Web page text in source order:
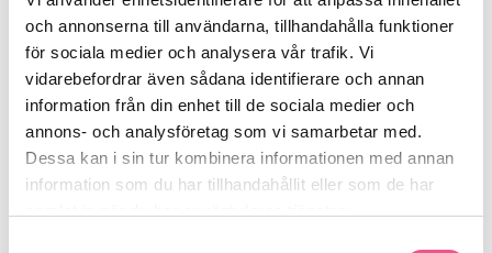
och annonserna till användarna, tillhandahålla funktioner
för sociala medier och analysera vår trafik. Vi
vidarebefordrar även sådana identifierare och annan
information från din enhet till de sociala medier och
annons- och analysföretag som vi samarbetar med.
Dessa kan i sin tur kombinera informationen med annan
information som du har tillhandahållit eller som de har
Fördelar med Bain Divalent:
Rengör Fet Hårbotten:Avlägsnar effektivt överflödig talg
och motverkar en oljig känsla.
Återfuktar Torra Längder:Tillför fukt och näring där det
behövs som mest.
Balanserar Hårbotten: Hjälper till att normalisera
sebumproduktionen.
Mjukgör Håret: Gör längderna smidiga och lätta att reda
ut.
Se mer